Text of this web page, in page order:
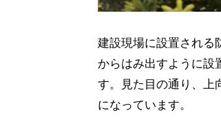
建設現場に設置される
からはみ出すように設
す。見た目の通り、上
になっています。